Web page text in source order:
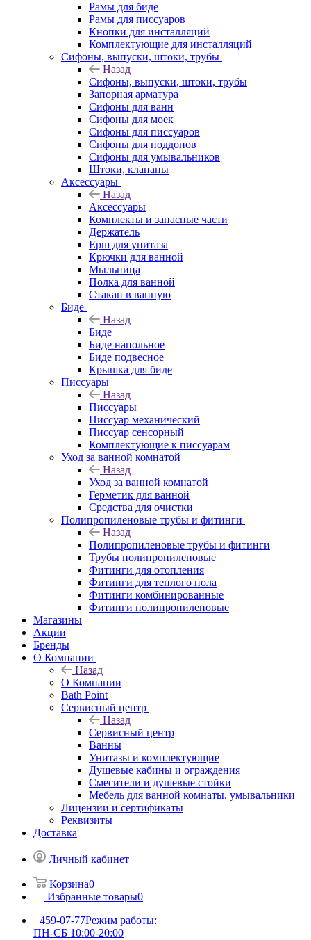
Рамы для биде
Рамы для писсуаров
Кнопки для инсталляций
Комплектующие для инсталляций
Сифоны, выпуски, штоки, трубы
Назад
Сифоны, выпуски, штоки, трубы
Запорная арматура
Сифоны для ванн
Сифоны для моек
Сифоны для писсуаров
Сифоны для поддонов
Сифоны для умывальников
Штоки, клапаны
Аксессуары
Назад
Аксессуары
Комплекты и запасные части
Держатель
Ерш для унитаза
Крючки для ванной
Мыльница
Полка для ванной
Стакан в ванную
Биде
Назад
Биде
Биде напольное
Биде подвесное
Крышка для биде
Писсуары
Назад
Писсуары
Писсуар механический
Писсуар сенсорный
Комплектующие к писсуарам
Уход за ванной комнатой
Назад
Уход за ванной комнатой
Герметик для ванной
Средства для очистки
Полипропиленовые трубы и фитинги
Назад
Полипропиленовые трубы и фитинги
Трубы полипропиленовые
Фитинги для отопления
Фитинги для теплого пола
Фитинги комбинированные
Фитинги полипропиленовые
Магазины
Акции
Бренды
О Компании
Назад
О Компании
Bath Point
Сервисный центр
Назад
Сервисный центр
Ванны
Унитазы и комплектующие
Душевые кабины и ограждения
Смесители и душевые стойки
Мебель для ванной комнаты, умывальники
Лицензии и сертификаты
Реквизиты
Доставка
Личный кабинет
Корзина0
Избранные товары0
459-07-77Режим работы:
ПН-СБ 10:00-20:00